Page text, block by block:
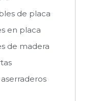
de placa
en placa
de madera
Ver producto